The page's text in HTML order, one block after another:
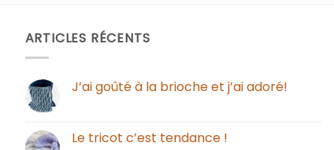
ARTICLES RÉCENTS
J’ai goûté à la brioche et j’ai adoré!
Le tricot c’est tendance !